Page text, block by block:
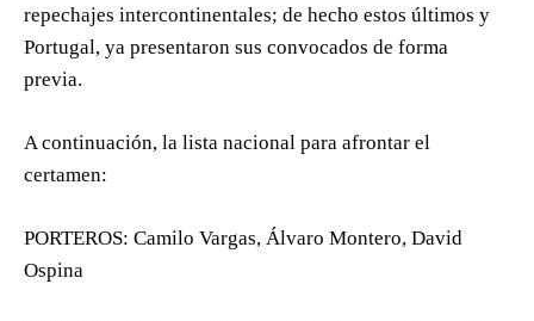
repechajes intercontinentales; de hecho estos últimos y
Portugal, ya presentaron sus convocados de forma
previa.
A continuación, la lista nacional para afrontar el
certamen:
PORTEROS: Camilo Vargas, Álvaro Montero, David
Ospina